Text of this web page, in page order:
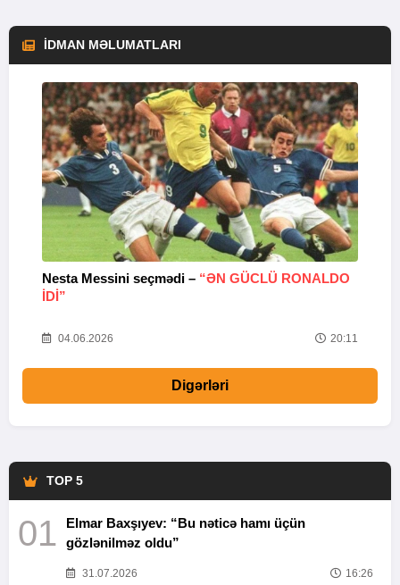
İDMAN MƏLUMATLARI
Nesta Messini seçmədi – “ƏN GÜCLÜ RONALDO
IDI”
04.06.2026 20:11
Digərləri
TOP 5
01
Elmar Baxşıyev: “Bu nəticə hamı üçün
gözlənilməz oldu”
31.07.2026 16:26